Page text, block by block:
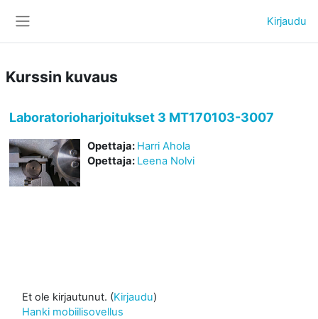
Kirjaudu
Kurssin kuvaus
Laboratorioharjoitukset 3 MT170103-3007
Opettaja: Harri Ahola
Opettaja: Leena Nolvi
Et ole kirjautunut. (Kirjaudu)
Hanki mobiilisovellus